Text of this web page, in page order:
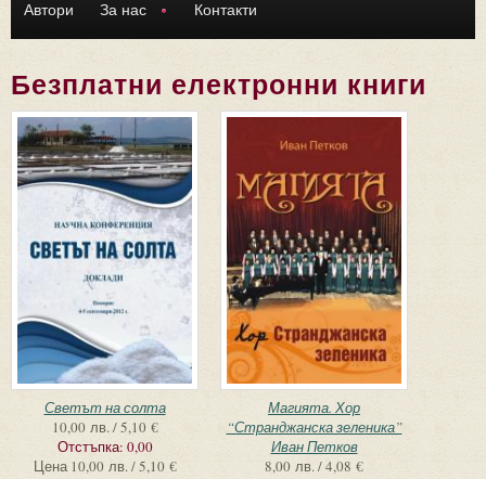
Автори За нас Контакти
Безплатни електронни книги
Светът на солта
10,00 лв. / 5,10 €
Отстъпка: 0,00
Цена 10,00 лв. / 5,10 €
Магията. Хор
“Странджанска зеленика”
Иван Петков
8,00 лв. / 4,08 €
Страници